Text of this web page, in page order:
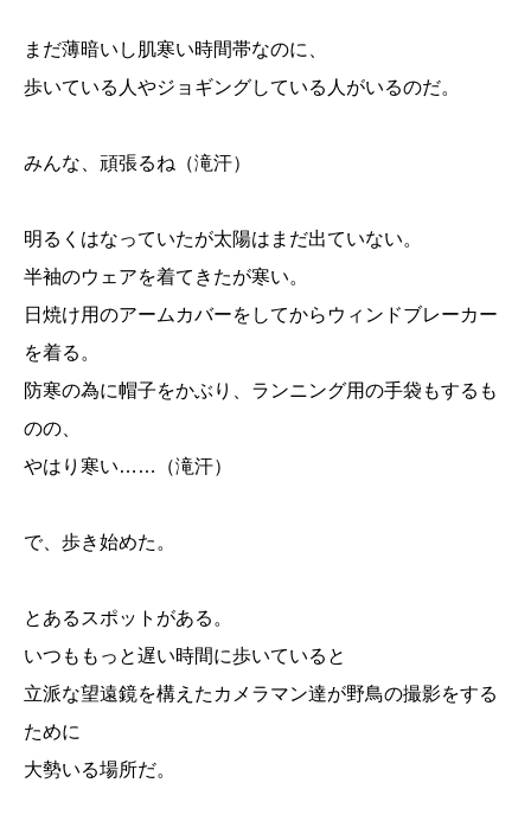
まだ薄暗いし肌寒い時間帯なのに、
歩いている人やジョギングしている人がいるのだ。
みんな、頑張るね（滝汗）
明るくはなっていたが太陽はまだ出ていない。
半袖のウェアを着てきたが寒い。
日焼け用のアームカバーをしてからウィンドブレーカー
を着る。
防寒の為に帽子をかぶり、ランニング用の手袋もするも
のの、
やはり寒い……（滝汗）
で、歩き始めた。
とあるスポットがある。
いつももっと遅い時間に歩いていると
立派な望遠鏡を構えたカメラマン達が野鳥の撮影をする
ために
大勢いる場所だ。